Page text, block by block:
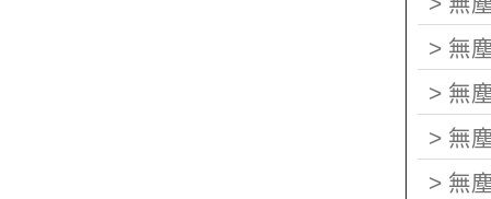
> 無
> 無
> 無
> 無